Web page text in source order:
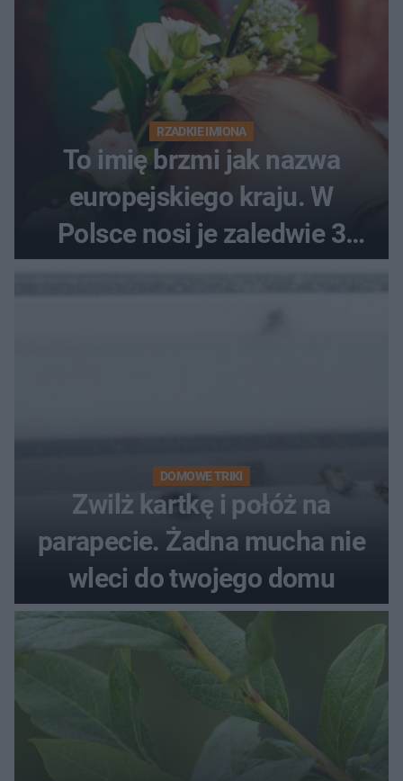
RZADKIE IMIONA
To imię brzmi jak nazwa
europejskiego kraju. W
Polsce nosi je zaledwie 3
kobiety
DOMOWE TRIKI
Zwilż kartkę i połóż na
parapecie. Żadna mucha nie
wleci do twojego domu